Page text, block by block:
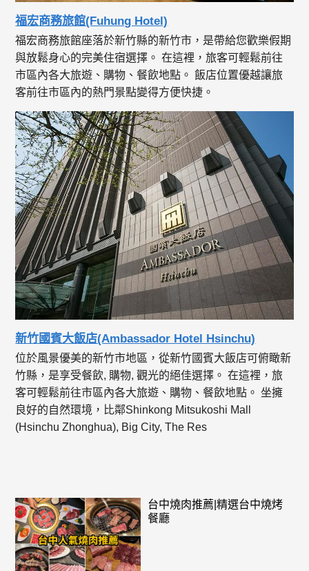
福宏商務旅館(Fuhung Hotel)
福宏商務旅館座落於新竹縣的新竹市，是帶給您歡樂假期
與放鬆身心的完美住宿選擇。 在這裡，旅客可輕鬆前往
市區內各大旅遊、購物、餐飲地點。 飯店位置優越讓旅
客前往市區內的熱門景點變得方便快捷。
新竹國賓大飯店(Ambassador Hotel Hsinchu)
位於風景優美的新竹市地區，從新竹國賓大飯店可俯瞰新
竹縣，是享受餐飲, 購物, 觀光的絕佳選擇。 在這裡，旅
客可輕鬆前往市區內各大旅遊、購物、餐飲地點。 坐擁
良好的自然環境，比鄰Shinkong Mitsukoshi Mall
(Hsinchu Zhonghua), Big City, The Res
台中燒肉推薦|精選台中燒烤
餐廳